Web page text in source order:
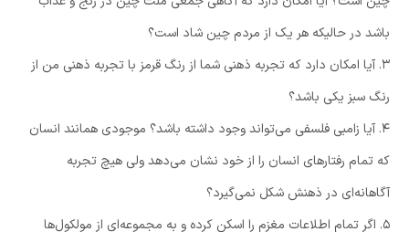
باشد در حالیکه هر یک از مردم چین شاد است؟
۳. آیا امکان دارد که تجربه ذهنی شما از رنگ قرمز با تجربه ذهنی من از
رنگ سبز یکی باشد؟
۴. آیا زامبی فلسفی می‌تواند وجود داشته باشد؟ موجودی همانند انسان
که تمام رفتارهای انسان را از خود نشان می‌دهد ولی هیچ تجربه
آگاهانه‌ای در ذهنش شکل نمی‌گیرد؟
۵. اگر تمام اطلاعات مغزم را اسکن کرده و به مجموعه‌ای از مولکول‌ها